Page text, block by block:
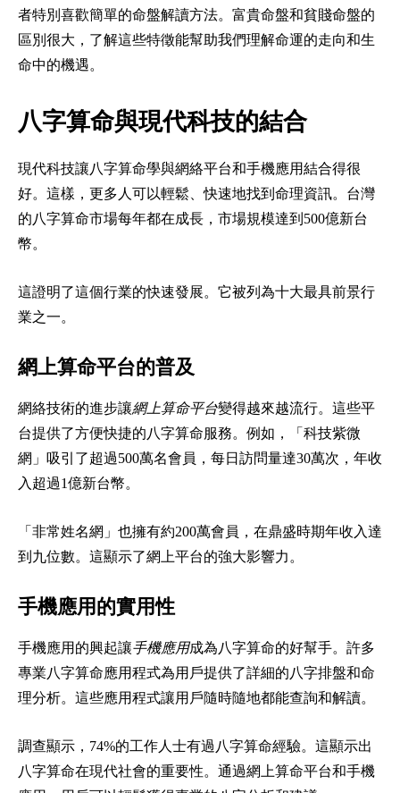
者特別喜歡簡單的命盤解讀方法。富貴命盤和貧賤命盤的
區別很大，了解這些特徵能幫助我們理解命運的走向和生
命中的機遇。
八字算命與現代科技的結合
現代科技讓八字算命學與網絡平台和手機應用結合得很
好。這樣，更多人可以輕鬆、快速地找到命理資訊。台灣
的八字算命市場每年都在成長，市場規模達到500億新台
幣。
這證明了這個行業的快速發展。它被列為十大最具前景行
業之一。
網上算命平台的普及
網絡技術的進步讓網上算命平台變得越來越流行。這些平
台提供了方便快捷的八字算命服務。例如，「科技紫微
網」吸引了超過500萬名會員，每日訪問量達30萬次，年收
入超過1億新台幣。
「非常姓名網」也擁有約200萬會員，在鼎盛時期年收入達
到九位數。這顯示了網上平台的強大影響力。
手機應用的實用性
手機應用的興起讓手機應用成為八字算命的好幫手。許多
專業八字算命應用程式為用戶提供了詳細的八字排盤和命
理分析。這些應用程式讓用戶隨時隨地都能查詢和解讀。
調查顯示，74%的工作人士有過八字算命經驗。這顯示出
八字算命在現代社會的重要性。通過網上算命平台和手機